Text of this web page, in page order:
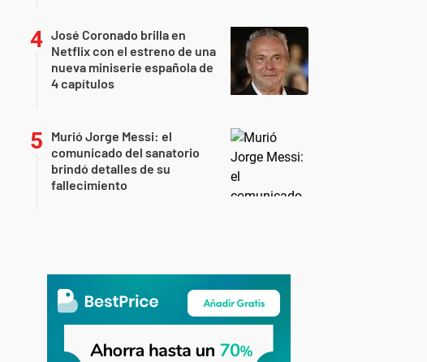
José Coronado brilla en
Netflix con el estreno de una
nueva miniserie española de
4 capítulos
Murió Jorge Messi: el
comunicado del sanatorio
brindó detalles de su
fallecimiento